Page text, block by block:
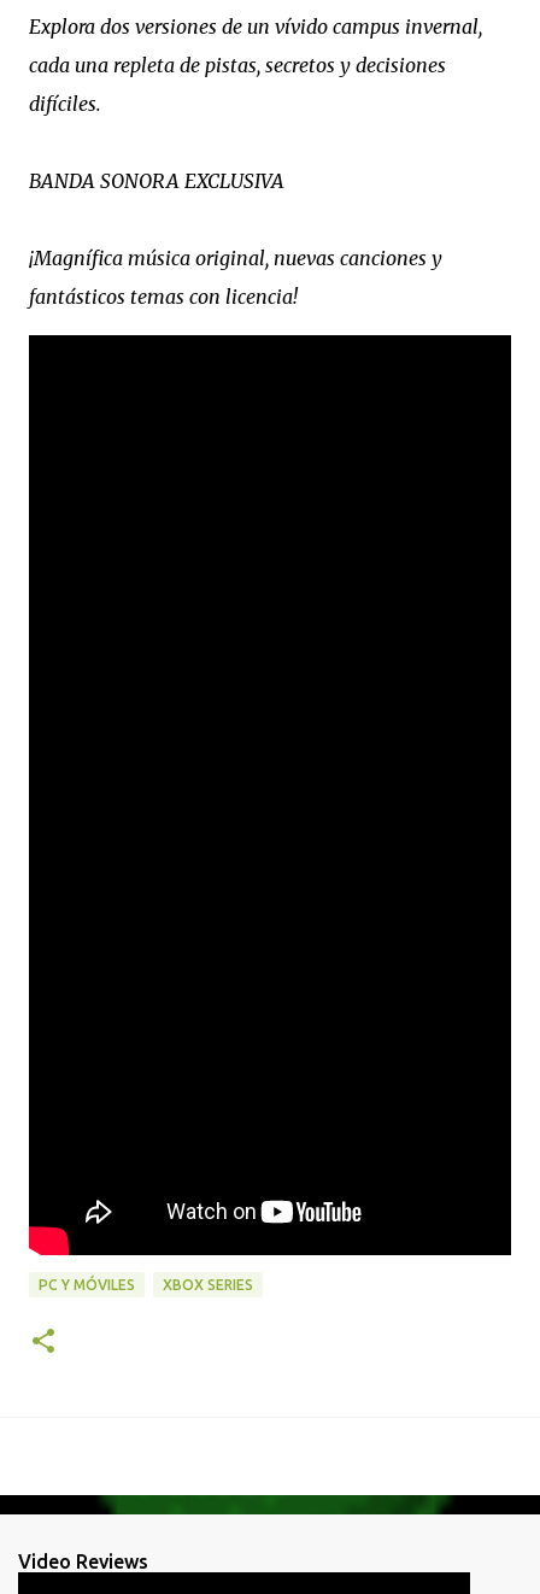
Explora dos versiones de un vívido campus invernal,
cada una repleta de pistas, secretos y decisiones
difíciles.
BANDA SONORA EXCLUSIVA
¡Magnífica música original, nuevas canciones y
fantásticos temas con licencia!
PC Y MÓVILES XBOX SERIES
Video Reviews